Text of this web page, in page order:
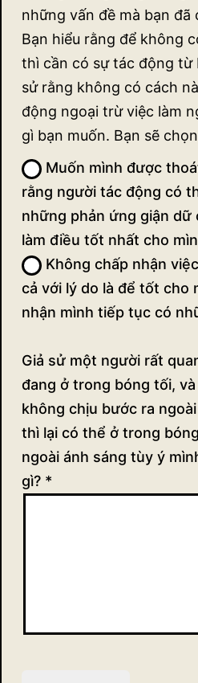
những vấn đề mà bạn đã
Bạn hiểu rằng để không
thì cần có sự tác động từ
sử rằng không có cách
động ngoại trừ việc làm
gì bạn muốn. Bạn sẽ
Muốn mình được
rằng người tác động có
những phản ứng giận dữ
làm điều tốt nhất cho
Không chấp nhận
cả với lý do là để tốt cho
nhận mình tiếp tục có
Giả sử một người rất
đang ở trong bóng tối,
không chịu bước ra
thì lại có thể ở trong
ngoài ánh sáng tùy ý
gì? *